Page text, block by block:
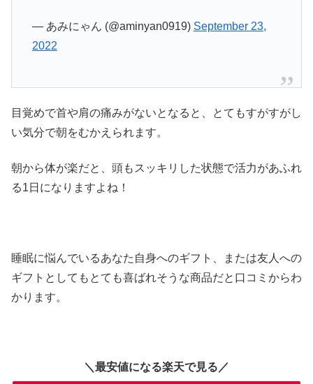
— あみにゃん (@aminyan0919) September 23,
2022
目覚めで首や肩の痛みがないとなると、とてもすがすがし
い気分で朝をむかえられます。
朝から体が楽だと、頭もスッキリした状態で活力があふれ
る1日になりますよね！
睡眠に悩んでいるあなた自身へのギフト、または友人への
ギフトとしてもとても喜ばれそうな商品だと口コミからわ
かります。
＼最安値になる楽天で見る／